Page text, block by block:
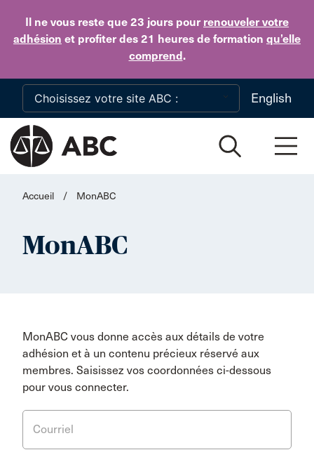
Il ne vous reste que 23 jours pour renouveler votre
adhésion et profiter des 21 heures de formation qu’elle
comprend.
Skip to main content
English
Accueil / MonABC
MonABC
MonABC vous donne accès aux détails de votre
adhésion et à un contenu précieux réservé aux
membres. Saisissez vos coordonnées ci-dessous
pour vous connecter.
Courriel